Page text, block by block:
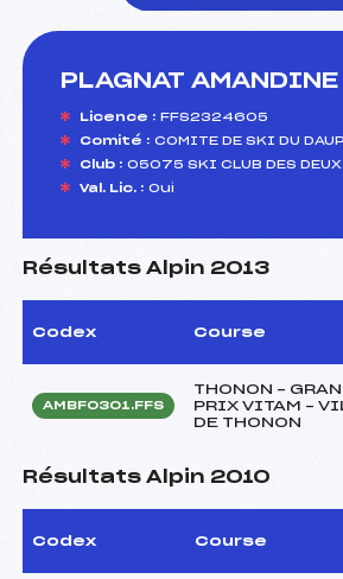
PLAGNAT AMANDINE
Licence : FFS2324605
Comité : COMITE DE SKI DU
Club : 05075 SKI CLUB DES DEUX
Val. Lic. : Oui
Résultats Alpin 2013
Codex Course
AMBF0301.FFS
THONON –
PRIX VITAM –
DE THONON
Résultats Alpin 2010
Codex Course